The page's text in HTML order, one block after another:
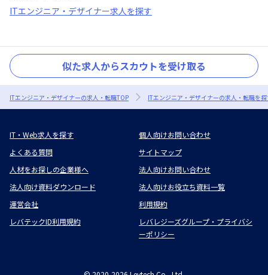
ITエンジニア・デザイナー求人を探す
似た求人からスカウトを受け取る
ITエンジニア・デザイナーの求人・転職TOP ITエンジニア・デザイナーの求人・転職を
IT・Web求人を探す
個人向けお問い合わせ
よくある質問
サイトマップ
人材をお探しの企業様へ
法人向けお問い合わせ
法人向け資料ダウンロード
法人向けお役立ち資料一覧
運営会社
利用規約
レバテックID利用規約
レバレジーズグループ・プライバシ
ーポリシー